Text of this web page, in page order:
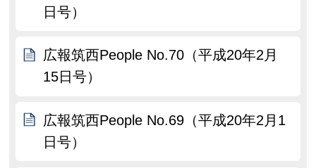
日号）
広報筑西People No.70（平成20年2月
15日号）
広報筑西People No.69（平成20年2月1
日号）